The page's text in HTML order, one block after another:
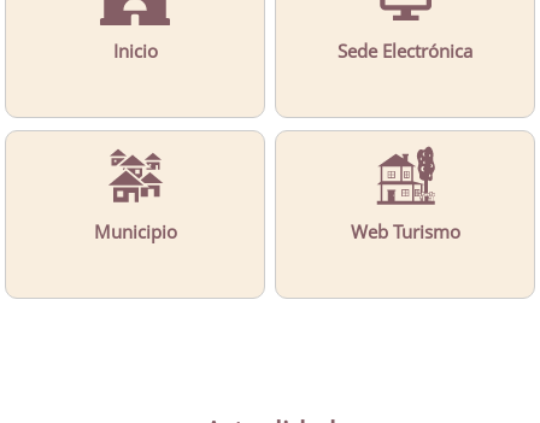
Inicio Sede Electrónica
Municipio Web Turismo